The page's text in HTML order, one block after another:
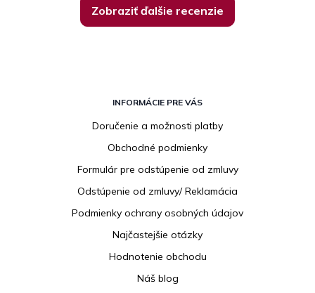
Zobraziť ďalšie recenzie
INFORMÁCIE PRE VÁS
Doručenie a možnosti platby
Obchodné podmienky
Formulár pre odstúpenie od zmluvy
Odstúpenie od zmluvy/ Reklamácia
Podmienky ochrany osobných údajov
Najčastejšie otázky
Hodnotenie obchodu
Náš blog